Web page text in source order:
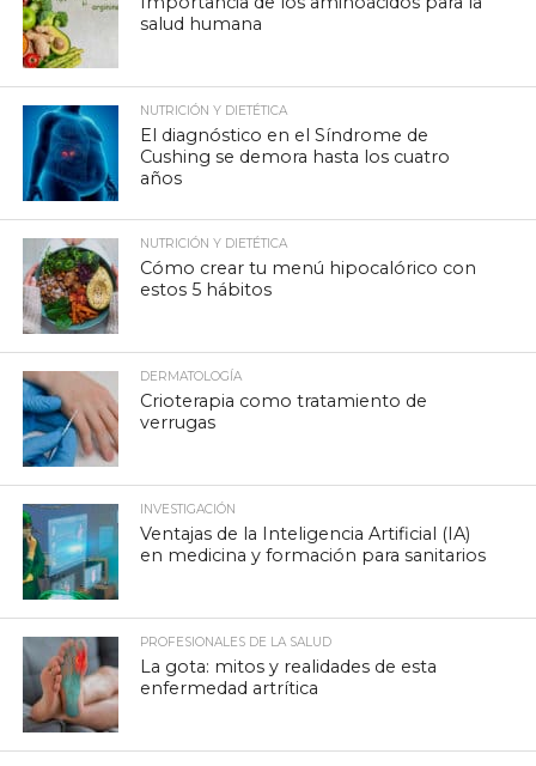
salud humana
NUTRICIÓN Y DIETÉTICA
El diagnóstico en el Síndrome de
Cushing se demora hasta los cuatro
años
NUTRICIÓN Y DIETÉTICA
Cómo crear tu menú hipocalórico con
estos 5 hábitos
DERMATOLOGÍA
Crioterapia como tratamiento de
verrugas
INVESTIGACIÓN
Ventajas de la Inteligencia Artificial (IA)
en medicina y formación para sanitarios
PROFESIONALES DE LA SALUD
La gota: mitos y realidades de esta
enfermedad artrítica